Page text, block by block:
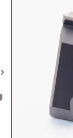
Ideal für:
Lastheber.
513
Hohe